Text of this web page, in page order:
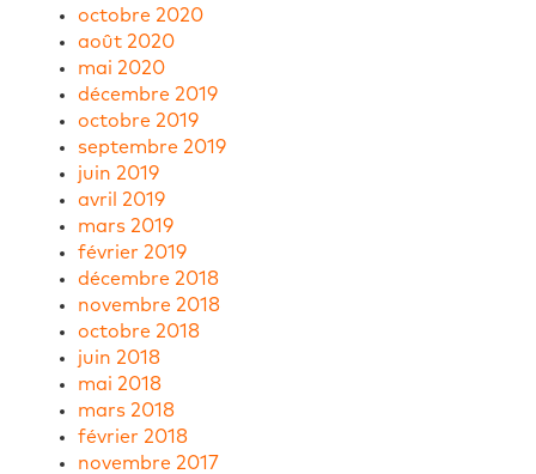
octobre 2020
août 2020
mai 2020
décembre 2019
octobre 2019
septembre 2019
juin 2019
avril 2019
mars 2019
février 2019
décembre 2018
novembre 2018
octobre 2018
juin 2018
mai 2018
mars 2018
février 2018
novembre 2017